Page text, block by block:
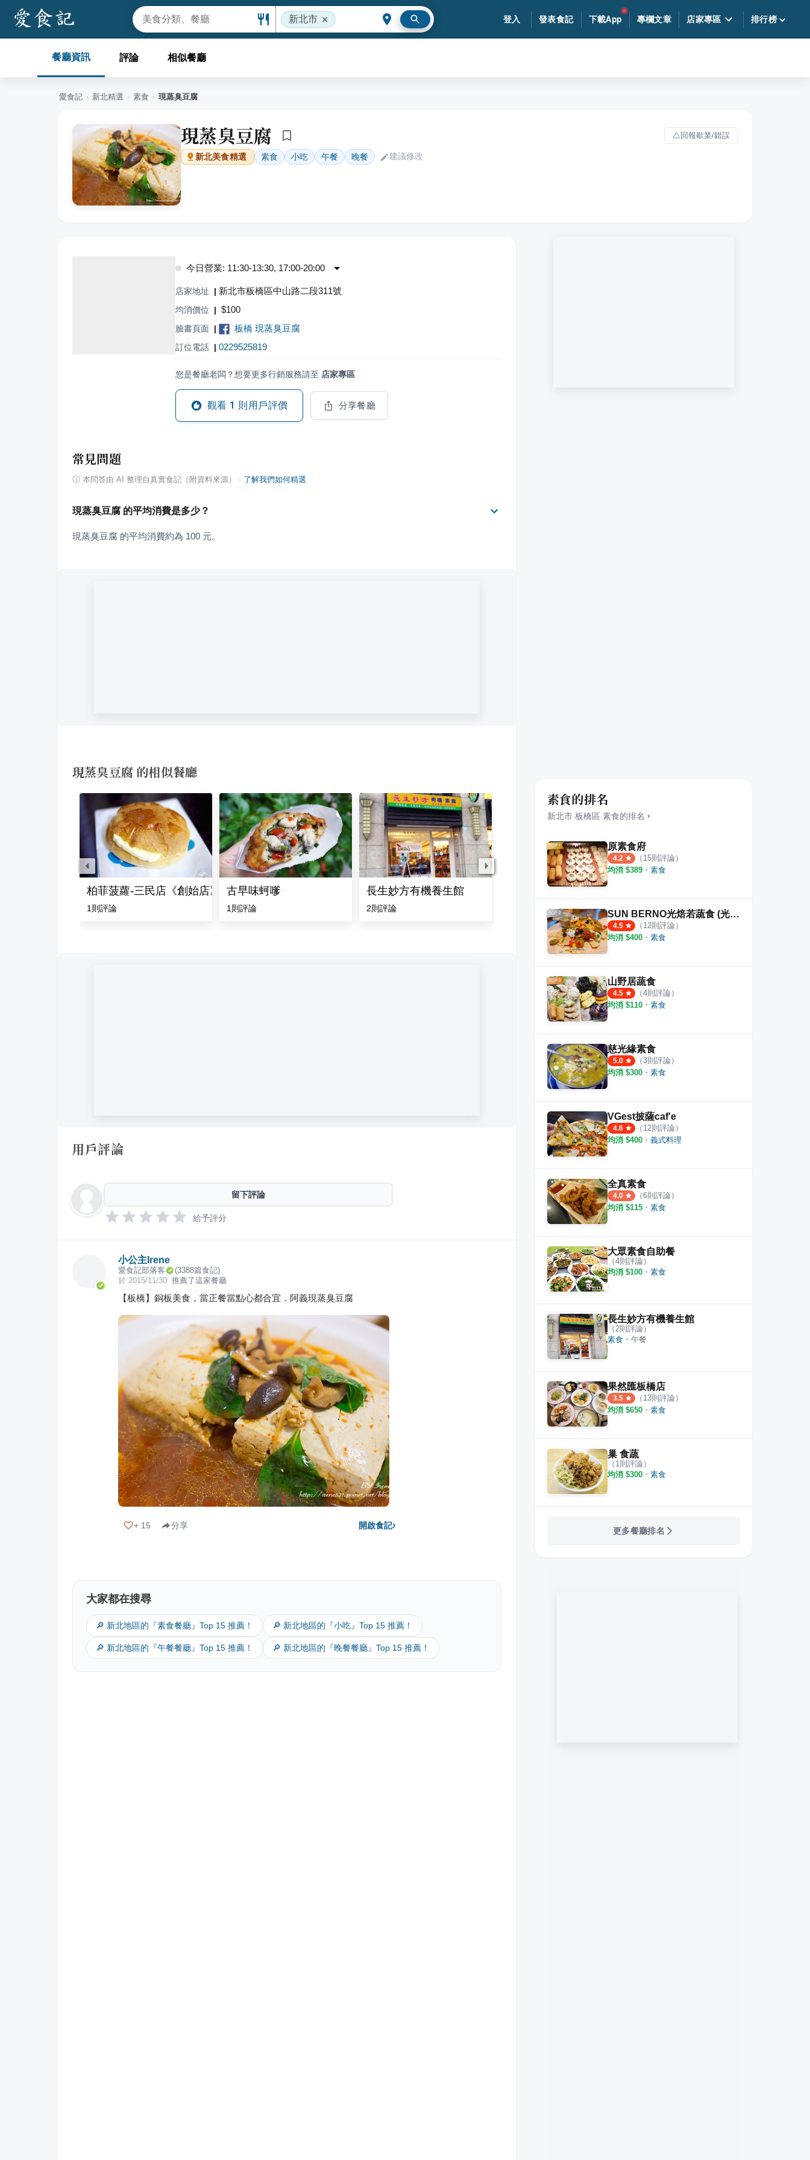
新北市 登入 發表食記 下載App 專欄文章 店家專區 排行榜
餐廳資訊 評論 相似餐廳
愛食記 › 新北精選 › 素食 › 現蒸臭豆腐
現蒸臭豆腐 回報歇業/錯誤
新北美食精選 素食 小吃 午餐 晚餐 建議修改
今日營業: 11:30-13:30, 17:00-20:00
店家地址 | 新北市板橋區中山路二段311號
均消價位 | $100
臉書頁面 | 板橋 現蒸臭豆腐
訂位電話 | 0229525819
您是餐廳老闆？想要更多行銷服務請至 店家專區
觀看 1 則用戶評價 分享餐廳
常見問題
ⓘ 本問答由 AI 整理自真實食記（附資料來源） · 了解我們如何精選
現蒸臭豆腐 的平均消費是多少？
現蒸臭豆腐 的平均消費約為 100 元。
現蒸臭豆腐 的相似餐廳
柏菲菠蘿-三民店《創始店》
1 則評論
古早味蚵嗲
1 則評論
長生妙方有機養生館
2則評論 17則評論 5.0 ·4則評論
用戶評論
留下評論
給予評分
小公主Irene
愛食記部落客 (3388篇食記)
於 2015/11/30 推薦了這家餐廳
【板橋】銅板美食，當正餐當點心都合宜．阿義現蒸臭豆腐
+ 15 分享 開啟食記›
大家都在搜尋
🔎 新北地區的『素食餐廳』Top 15 推薦！ 🔎 新北地區的『小吃』Top 15 推薦！
🔎 新北地區的『午餐餐廳』Top 15 推薦！ 🔎 新北地區的『晚餐餐廳』Top 15 推薦！
素食的排名
新北市 板橋區 素食的排名 ›
原素食府
4.2 （ 15則評論）
均消 $389 ・ 素食
SUN BERNO光焙若蔬食 (光焙若新板傑仕堡門市)
4.5 （ 12則評論）
均消 $400 ・ 素食
山野居蔬食
4.5 （4則評論）
均消 $110 ・ 素食
慈光緣素食
5.0 （3則評論）
均消 $300 ・ 素食
VGest披薩caf'e
4.6 （ 12則評論）
均消 $400 ・ 義式料理
全真素食
4.0 （6則評論）
均消 $115 ・ 素食
大眾素食自助餐
（4則評論）
均消 $100 ・ 素食
長生妙方有機養生館
（2則評論）
素食 ・ 午餐
果然匯板橋店
3.5 （ 13則評論）
均消 $650 ・ 素食
巢 食蔬
（ 1則評論）
均消 $300 ・ 素食
更多餐廳排名